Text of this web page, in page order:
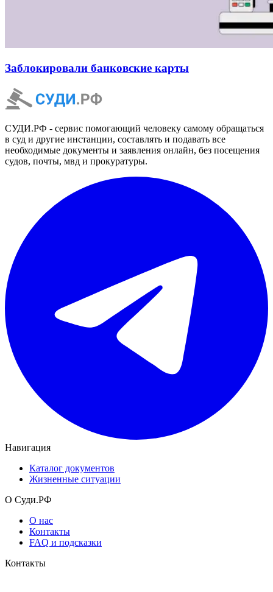
Заблокировали банковские карты
СУДИ.РФ - сервис помогающий человеку самому обращаться
в суд и другие инстанции, составлять и подавать все
необходимые документы и заявления онлайн, без посещения
судов, почты, мвд и прокуратуры.
Навигация
Каталог документов
Жизненные ситуации
О Суди.РФ
О нас
Контакты
FAQ и подсказки
Контакты